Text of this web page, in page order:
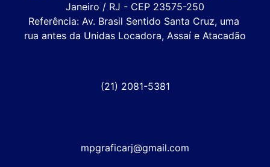
Janeiro / RJ - CEP 23575-250
Referência: Av. Brasil Sentido Santa Cruz, uma
rua antes da Unidas Locadora, Assaí e Atacadão
(21) 2081-5381
mpgraficarj@gmail.com